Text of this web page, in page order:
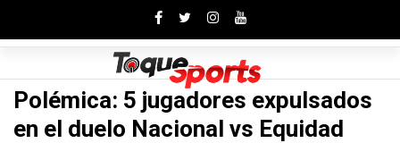
Polémica: 5 jugadores expulsados
en el duelo Nacional vs Equidad